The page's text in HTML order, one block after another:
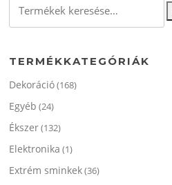
a
választhatók
következőre:
TERMÉKKATEGÓRIÁK
Dekoráció(168)
Egyéb (24)
Ékszer(132)
Elektronika (1)
Extrém sminkek(36)